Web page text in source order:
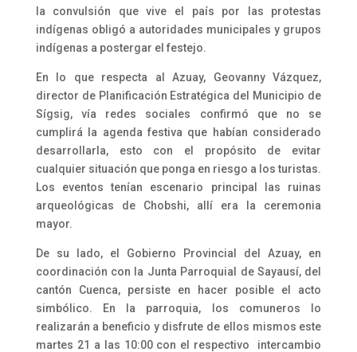
la convulsión que vive el país por las protestas
indígenas obligó a autoridades municipales y grupos
indígenas a postergar el festejo.
En lo que respecta al Azuay, Geovanny Vázquez,
director de Planificación Estratégica del Municipio de
Sígsig, vía redes sociales confirmó que no se
cumplirá la agenda festiva que habían considerado
desarrollarla, esto con el propósito de evitar
cualquier situación que ponga en riesgo a los turistas.
Los eventos tenían escenario principal las ruinas
arqueológicas de Chobshi, allí era la ceremonia
mayor.
De su lado, el Gobierno Provincial del Azuay, en
coordinación con la Junta Parroquial de Sayausí, del
cantón Cuenca, persiste en hacer posible el acto
simbólico. En la parroquia, los comuneros lo
realizarán a beneficio y disfrute de ellos mismos este
martes 21 a las 10:00 con el respectivo intercambio